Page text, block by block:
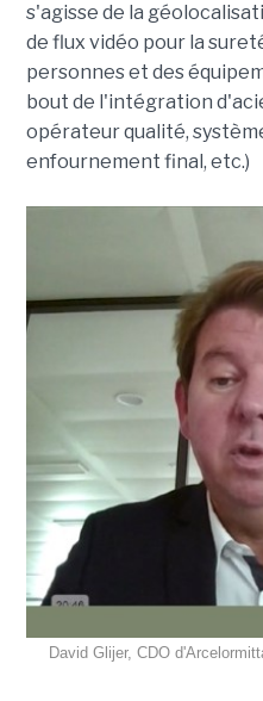
s'agisse de la
de flux vidéo pour la
personnes et des
bout de l'intégration
opérateur qualité,
enfournement final, etc.)
David Glijer, CDO